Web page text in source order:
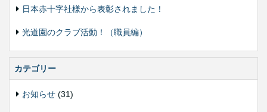
日本赤十字社様から表彰されました！
光道園のクラブ活動！（職員編）
カテゴリー
お知らせ (31)